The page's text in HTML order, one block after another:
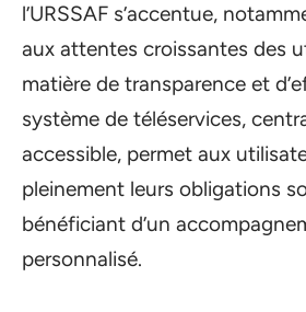
l’URSSAF s’accentue,
aux attentes croissantes des
matière de transparence et
système de téléservices,
accessible, permet aux
pleinement leurs obligations
bénéficiant d’un
personnalisé.